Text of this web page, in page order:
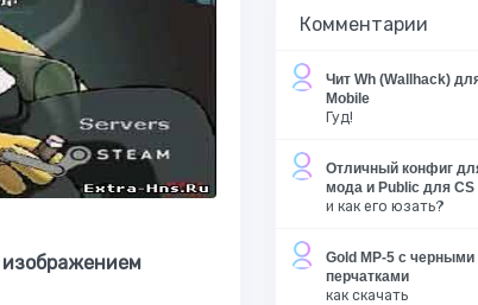
изображением
Комментарии
Чит Wh (Wallhack)
Mobile
Гуд!
Отличный конфиг
мода и Public для CS
и как его юзать?
Gold MP-5 с черными
перчатками
как скачать